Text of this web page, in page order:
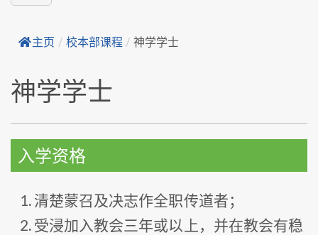
主页 / 校本部课程 / 神学学士
神学学士
入学资格
清楚蒙召及决志作全职传道者；
受浸加入教会三年或以上，并在教会有稳